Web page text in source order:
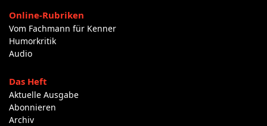
Online-Rubriken
Vom Fachmann für Kenner
Humorkritik
Audio
Das Heft
Aktuelle Ausgabe
Abonnieren
Archiv